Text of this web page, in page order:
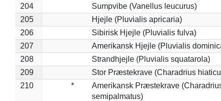
204
Sumpvibe (Vanellus leucurus)
205
Hjejle (Pluvialis apricaria)
206
Sibirisk Hjejle (Pluvialis fulva)
207
Amerikansk Hjejle (Pluvialis
208
Strandhjejle (Pluvialis squatarola)
209
Stor Præstekrave (Charadrius
210
*
Amerikansk Præstekrave
semipalmatus)